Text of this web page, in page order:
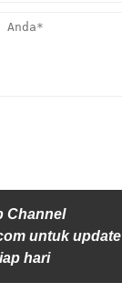
Channel
untuk update
hari